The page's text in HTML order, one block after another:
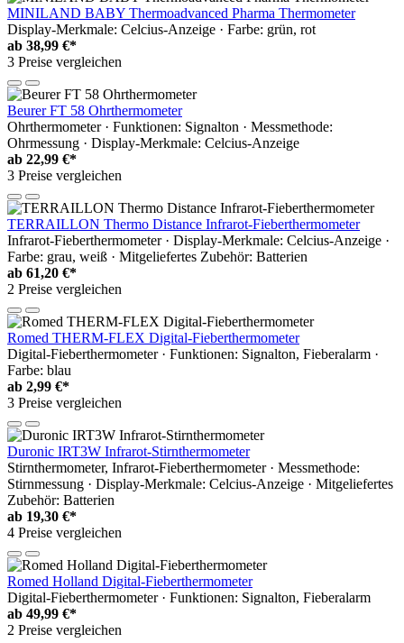
MINILAND BABY Thermoadvanced Pharma Thermometer
Display-Merkmale: Celcius-Anzeige · Farbe: grün, rot
ab 38,99 €*
3 Preise vergleichen
Beurer FT 58 Ohrthermometer
Ohrthermometer · Funktionen: Signalton · Messmethode:
Ohrmessung · Display-Merkmale: Celcius-Anzeige
ab 22,99 €*
3 Preise vergleichen
TERRAILLON Thermo Distance Infrarot-Fieberthermometer
Infrarot-Fieberthermometer · Display-Merkmale: Celcius-Anzeige ·
Farbe: grau, weiß · Mitgeliefertes Zubehör: Batterien
ab 61,20 €*
2 Preise vergleichen
Romed THERM-FLEX Digital-Fieberthermometer
Digital-Fieberthermometer · Funktionen: Signalton, Fieberalarm ·
Farbe: blau
ab 2,99 €*
3 Preise vergleichen
Duronic IRT3W Infrarot-Stirnthermometer
Stirnthermometer, Infrarot-Fieberthermometer · Messmethode:
Stirnmessung · Display-Merkmale: Celcius-Anzeige · Mitgeliefertes
Zubehör: Batterien
ab 19,30 €*
4 Preise vergleichen
Romed Holland Digital-Fieberthermometer
Digital-Fieberthermometer · Funktionen: Signalton, Fieberalarm
ab 49,99 €*
2 Preise vergleichen